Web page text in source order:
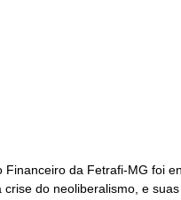
Financeiro da Fetrafi-MG foi
do neoliberalismo, e